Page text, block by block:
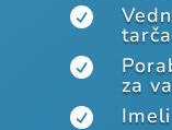


za
